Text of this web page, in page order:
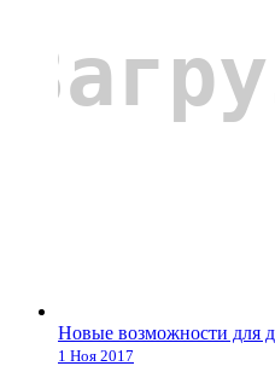
Новые возможности для
1 Ноя 2017